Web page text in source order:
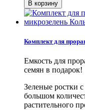
Комплект для
Емкость для
семян в подарок!
Зеленые ростки
большом
растительного